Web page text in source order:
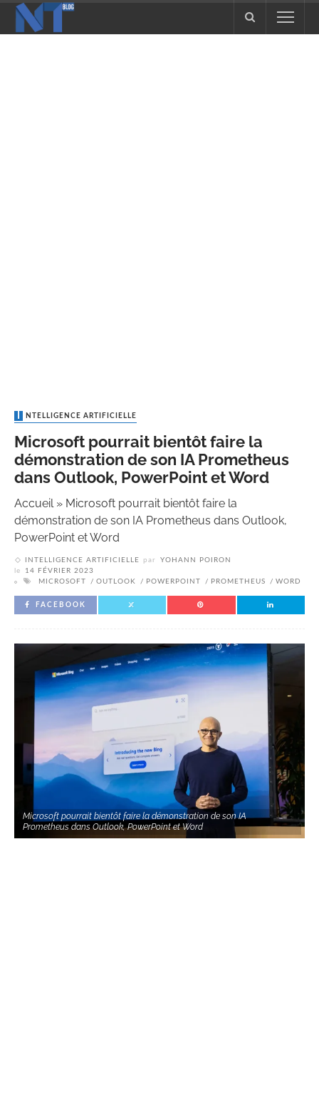
INTELLIGENCE ARTIFICIELLE
Microsoft pourrait bientôt faire la
démonstration de son IA Prometheus
dans Outlook, PowerPoint et Word
Accueil» Microsoft pourrait bientôt faire la
démonstration de son IA Prometheus dans Outlook,
PowerPoint et Word
INTELLIGENCE ARTIFICIELLE par
YOHANN POIRON
le
14 FÉVRIER 2023
MICROSOFT
OUTLOOK POWERPOINT PROMETHEUS WORD
FACEBOOK
Microsoft pourrait bientôt faire la démonstration de son IA
Prometheus dans Outlook, PowerPoint et Word